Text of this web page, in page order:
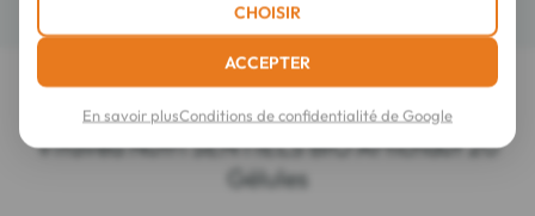
LES DERNIERS AVIS SUR CET ARTICLE
Vitavea Nutri'SENTIELS BIO Artichaut 20
Gélules
CHOISIR
ACCEPTER
En savoir plusConditions de confidentialité de Google